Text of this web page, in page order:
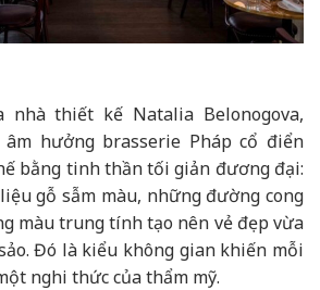
nhà thiết kế Natalia Belonogova,
hưởng brasserie Pháp cổ điển
bằng tinh thần tối giản đương đại:
gỗ sẫm màu, những đường cong
màu trung tính tạo nên vẻ đẹp vừa
Đó là kiểu không gian khiến mỗi
nghi thức của thẩm mỹ.